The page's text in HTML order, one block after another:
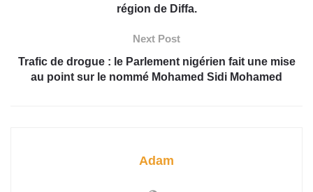
région de Diffa.
Next Post
Trafic de drogue : le Parlement nigérien fait une mise
au point sur le nommé Mohamed Sidi Mohamed
Adam